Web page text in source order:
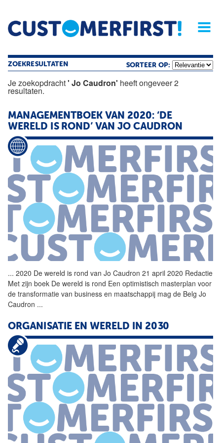
Home Opinie Archief
Magazine
ZOEKRESULTATEN SORTEER OP:
Je zoekopdracht' Jo Caudron' heeft ongeveer 2
resultaten.
MANAGEMENTBOEK VAN 2020: ‘DE
WERELD IS ROND’ VAN JO CAUDRON
... 2020 De wereld is rond van Jo Caudron 21 april 2020 Redactie
Met zijn boek De wereld is rond Een optimistisch masterplan voor
de transformatie van business en maatschappij mag de Belg Jo
Caudron ...
ORGANISATIE EN WERELD IN 2030